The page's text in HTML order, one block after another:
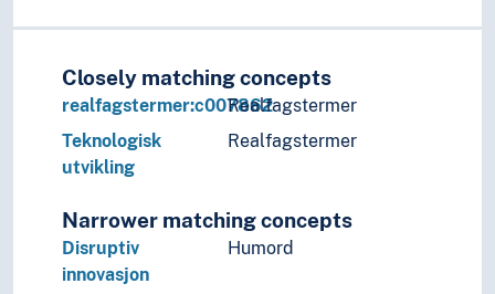
Closely matching concepts
realfagstermer:c007862Realfagstermer
Teknologisk
utvikling
Realfagstermer
Narrower matching concepts
Disruptiv
innovasjon
Humord